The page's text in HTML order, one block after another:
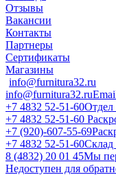
Отзывы
Вакансии
Контакты
Партнеры
Сертификаты
Магазины
info@furnitura32.ru
info@furnitura32.ru
+7 4832 52-51-60Отдел
+7 4832 52-51-60
+7 (920)-607-55-69
+7 4832 52-51-60Склад
8 (4832) 20 01 45Мы
Недоступен для